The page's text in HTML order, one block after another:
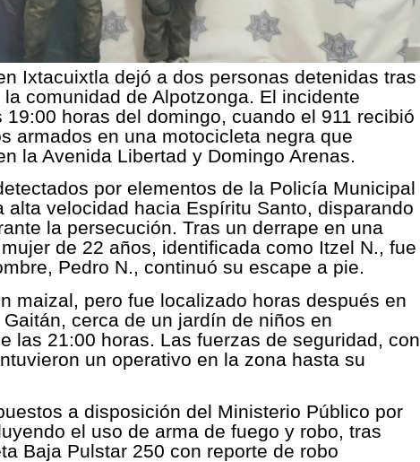
Ixtacuixtla dejó a dos personas detenidas tras
comunidad de Alpotzonga. El incidente
horas del domingo, cuando el 911 recibió
armados en una motocicleta negra que
la Avenida Libertad y Domingo Arenas.
por elementos de la Policía Municipal
alta velocidad hacia Espíritu Santo, disparando
la persecución. Tras un derrape en una
de 22 años, identificada como Itzel N., fue
Pedro N., continuó su escape a pie.
maizal, pero fue localizado horas después en
cerca de un jardín de niños en
las 21:00 horas. Las fuerzas de seguridad, con
un operativo en la zona hasta su
a disposición del Ministerio Público por
el uso de arma de fuego y robo, tras
Baja Pulstar 250 con reporte de robo